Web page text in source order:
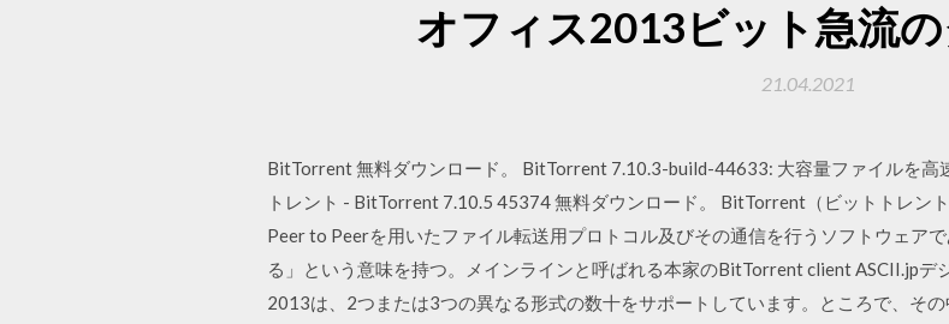
オフィス2013ビット急流
21.04.2021
BitTorrent 無料ダウンロード。 BitTorrent 7.10.3-build-44633: 大容量ファイルを高
トレント - BitTorrent 7.10.5 45374 無料ダウンロード。 BitTorrent（ビットトレン
Peer to Peerを用いたファイル転送用プロトコル及びその通信を行うソフトウェア
る」という意味を持つ。メインラインと呼ばれる本家のBitTorrent client ASCII.jp
2013は、2つまたは3つの異なる形式の数十をサポートしています。ところで、そ